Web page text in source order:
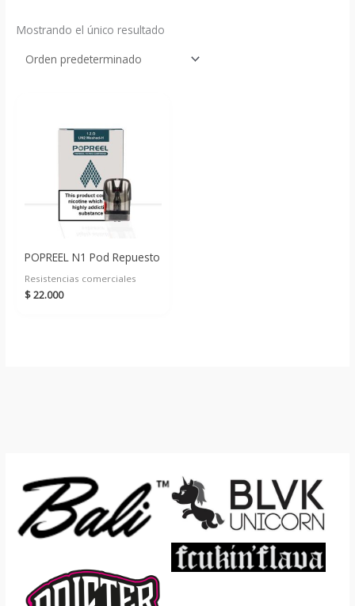
Mostrando el único resultado
POPREEL N1 Pod Repuesto
Resistencias comerciales
$22.000